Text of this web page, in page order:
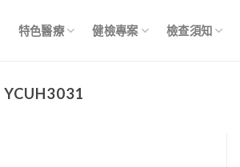
特色醫療 健檢專案 檢查須知
YCUH3031